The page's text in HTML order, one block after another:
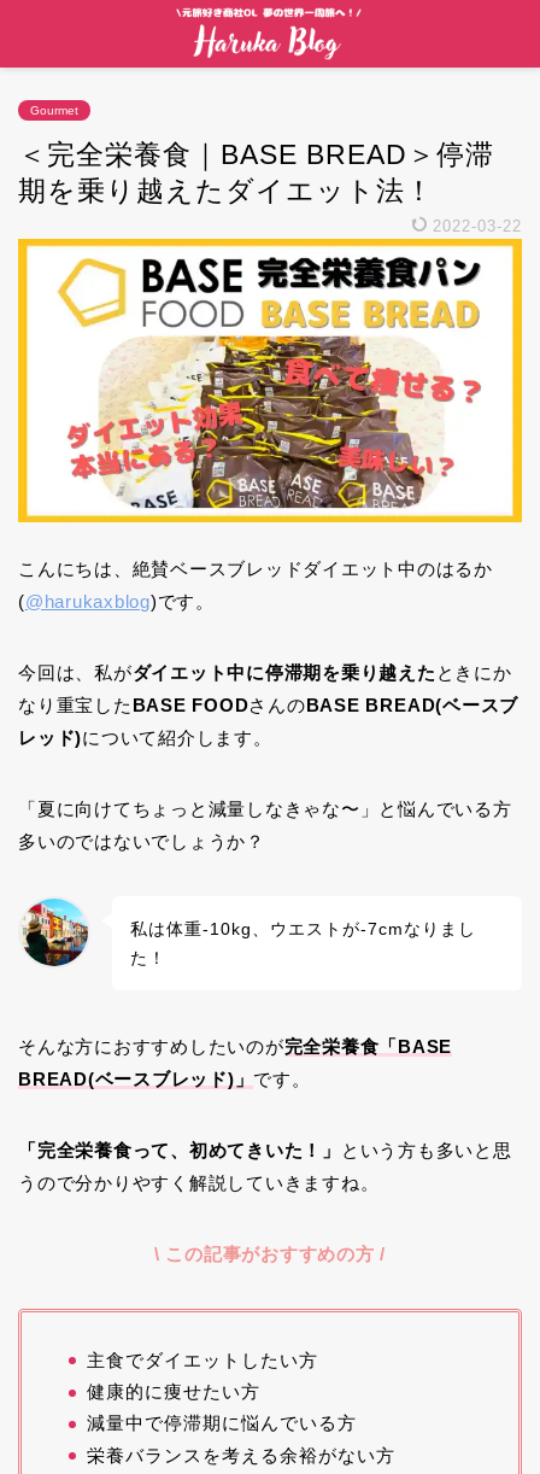
Gourmet
＜完全栄養食｜BASE BREAD＞停滞
期を乗り越えたダイエット法！
2022-03-22
こんにちは、絶賛ベースブレッドダイエット中のはるか
(@harukaxblog)です。
今回は、私がダイエット中に停滞期を乗り越えた ときにか
なり重宝した BASE FOODさんのBASE BREAD(ベースブ
レッド)について紹介します。
「夏に向けてちょっと減量しなきゃな〜」と悩んでいる方
多いのではないでしょうか？
私は体重-10kg、ウエストが-7cmなりまし
た！
そんな方におすすめしたいのが完全栄養食「BASE
BREAD(ベースブレッド)」 です。
「完全栄養食って、初めてきいた！」
という方も多いと思
うので分かりやすく解説していきますね。
\ この記事がおすすめの方 /
主食でダイエットしたい方
健康的に痩せたい方
減量中で停滞期に悩んでいる方
栄養バランスを考える余裕がない方